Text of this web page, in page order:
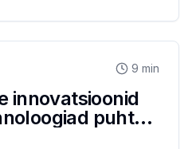
9 min
innovatsioonid
puhta